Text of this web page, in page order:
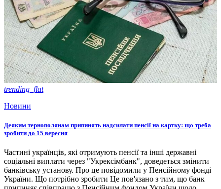
trending_flat
Новини
Деяким тернополянам припинять надсилати пенсії на картку: що треба
зробити до 15 вересня
Частині українців, які отримують пенсії та інші державні
соціальні виплати через "Укрексімбанк", доведеться змінити
банківську установу. Про це повідомили у Пенсійному фонді
України. Що потрібно зробити Це пов'язано з тим, що банк